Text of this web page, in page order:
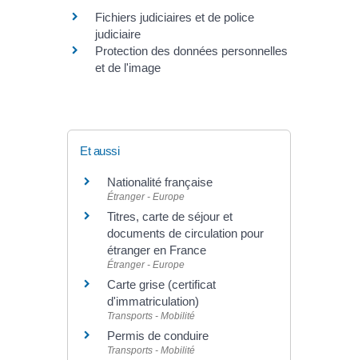
Fichiers judiciaires et de police
judiciaire
Protection des données personnelles
et de l'image
Et aussi
Nationalité française
Étranger - Europe
Titres, carte de séjour et
documents de circulation pour
étranger en France
Étranger - Europe
Carte grise (certificat
d'immatriculation)
Transports - Mobilité
Permis de conduire
Transports - Mobilité